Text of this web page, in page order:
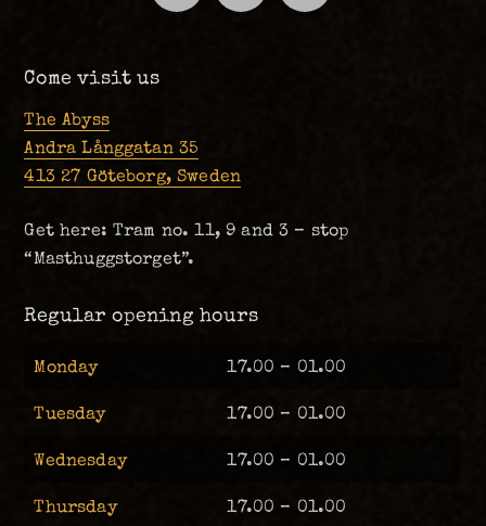
Come visit us
The Abyss
Andra Långgatan 35
413 27 Göteborg, Sweden
Get here: Tram no. 11, 9 and 3 – stop
“Masthuggstorget”.
Regular opening hours
Monday 17.00 – 01.00
Tuesday 17.00 – 01.00
Wednesday 17.00 – 01.00
Thursday 17.00 – 01.00